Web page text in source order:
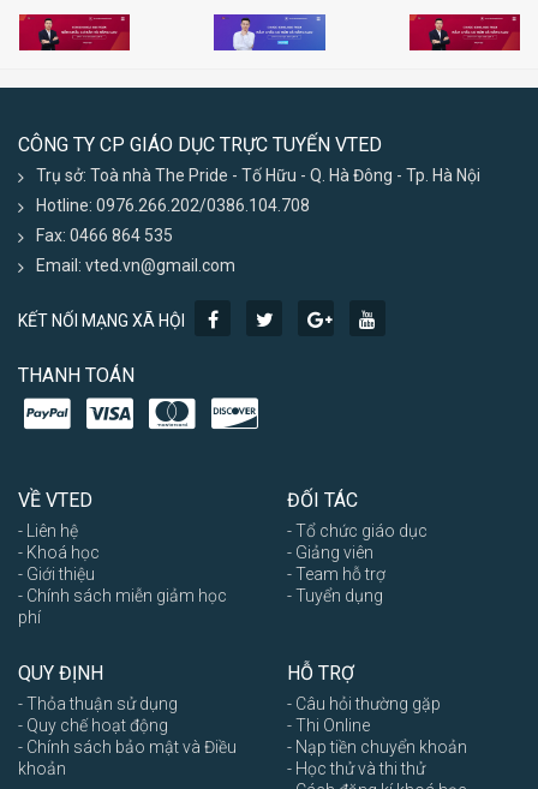
CÔNG TY CP GIÁO DỤC TRỰC TUYẾN VTED
Trụ sở: Toà nhà The Pride - Tố Hữu - Q. Hà Đông - Tp. Hà Nội
Hotline: 0976.266.202/0386.104.708
Fax: 0466 864 535
Email: vted.vn@gmail.com
KẾT NỐI MẠNG XÃ HỘI
THANH TOÁN
VỀ VTED
- Liên hệ
- Khoá học
- Giới thiệu
- Chính sách miễn giảm học
phí
ĐỐI TÁC
- Tổ chức giáo dục
- Giảng viên
- Team hỗ trợ
- Tuyển dụng
QUY ĐỊNH
- Thỏa thuận sử dụng
- Quy chế hoạt động
- Chính sách bảo mật và Điều
khoản
HỖ TRỢ
- Câu hỏi thường gặp
- Thi Online
- Nạp tiền chuyển khoản
- Học thử và thi thử